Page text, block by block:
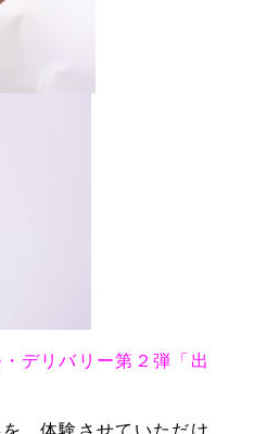
デリバリー第２弾「出
、体験させていただけ